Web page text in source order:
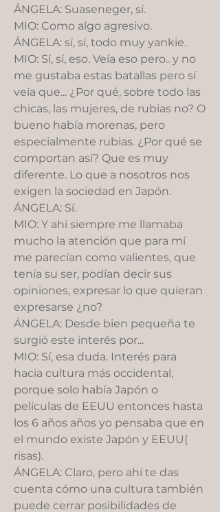
ÁNGELA: Suaseneger, sí.
MIO: Como algo agresivo.
ÁNGELA: sí, sí, todo muy yankie.
MIO: Sí, sí, eso. Veía eso pero.. y no
me gustaba estas batallas pero sí
veía que... ¿Por qué, sobre todo las
chicas, las mujeres, de rubias no? O
bueno había morenas, pero
especialmente rubias. ¿Por qué se
comportan así? Que es muy
diferente. Lo que a nosotros nos
exigen la sociedad en Japón.
ÁNGELA: Sí.
MIO: Y ahí siempre me llamaba
mucho la atención que para mí
me parecían como valientes, que
tenía su ser, podían decir sus
opiniones, expresar lo que quieran
expresarse ¿no?
ÁNGELA: Desde bien pequeña te
surgió este interés por...
MIO: Sí, esa duda. Interés para
hacia cultura más occidental,
porque solo había Japón o
películas de EEUU entonces hasta
los 6 años años yo pensaba que en
el mundo existe Japón y EEUU(
risas).
ÁNGELA: Claro, pero ahí te das
cuenta cómo una cultura también
puede cerrar posibilidades de